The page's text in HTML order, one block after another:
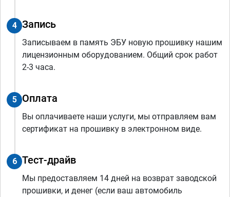
4 Запись
Записываем в память ЭБУ новую прошивку нашим
лицензионным оборудованием. Общий срок работ
2-3 часа.
5 Оплата
Вы оплачиваете наши услуги, мы отправляем вам
сертификат на прошивку в электронном виде.
6 Тест-драйв
Мы предоставляем 14 дней на возврат заводской
прошивки, и денег (если ваш автомобиль